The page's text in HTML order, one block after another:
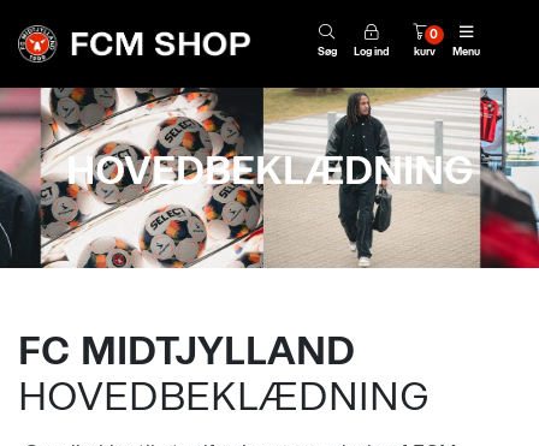
Søg Log ind kurv
0
Menu
HOVEDBEKLÆDNING
FC MIDTJYLLAND
HOVEDBEKLÆDNING